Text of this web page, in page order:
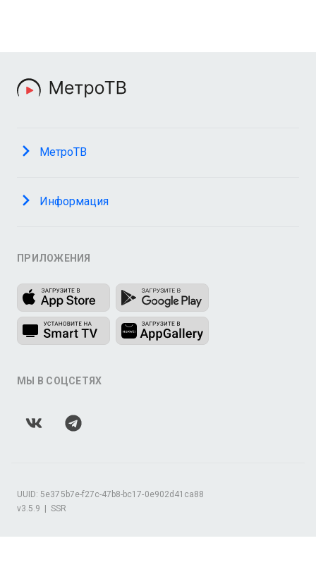
МетроТВ
Информация
ПРИЛОЖЕНИЯ
МЫ В СОЦСЕТЯХ
v3.5.9 SSR
UUID: 5e375b7e-f27c-47b8-bc17-0e902d41ca88